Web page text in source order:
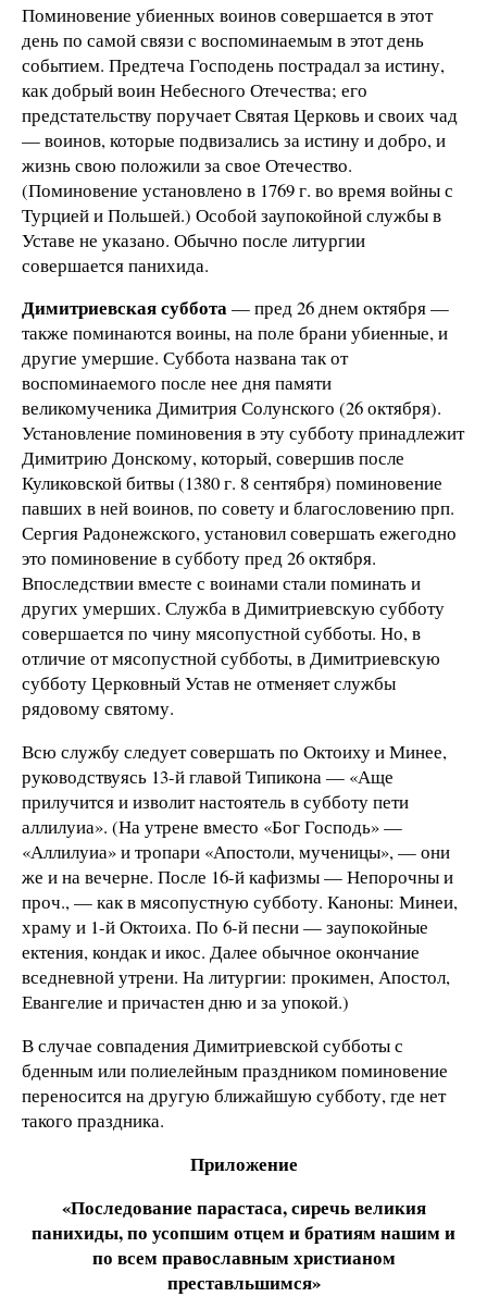
Поминовение убиенных воинов совершается в этот
день по самой связи с воспоминаемым в этот день
событием. Предтеча Господень пострадал за истину,
как добрый воин Небесного Отечества; его
предстательству поручает Святая Церковь и своих чад
— воинов, которые подвизались за истину и добро, и
жизнь свою положили за свое Отечество.
(Поминовение установлено в 1769 г. во время войны с
Турцией и Польшей.) Особой заупокойной службы в
Уставе не указано. Обычно после литургии
совершается панихида.
Димитриевская суббота— пред 26 днем октября —
также поминаются воины, на поле брани убиенные, и
другие умершие. Суббота названа так от
воспоминаемого после нее дня памяти
великомученика Димитрия Солунского (26 октября).
Установление поминовения в эту субботу принадлежит
Димитрию Донскому, который, совершив после
Куликовской битвы (1380 г. 8 сентября) поминовение
павших в ней воинов, по совету и благословению прп.
Сергия Радонежского, установил совершать ежегодно
это поминовение в субботу пред 26 октября.
Впоследствии вместе с воинами стали поминать и
других умерших. Служба в Димитриевскую субботу
совершается по чину мясопустной субботы. Но, в
отличие от мясопустной субботы, в Димитриевскую
субботу Церковный Устав не отменяет службы
рядовому святому.
Всю службу следует совершать по Октоиху и Минее,
руководствуясь 13-й главой Типикона — «Аще
прилучится и изволит настоятель в субботу пети
аллилуиа». (На утрене вместо «Бог Господь» —
«Аллилуиа» и тропари «Апостоли, мученицы», — они
же и на вечерне. После 16-й кафизмы — Непорочны и
проч., — как в мясопустную субботу. Каноны: Минеи,
храму и 1-й Октоиха. По 6-й песни — заупокойные
ектения, кондак и икос. Далее обычное окончание
вседневной утрени. На литургии: прокимен, Апостол,
Евангелие и причастен дню и за упокой.)
В случае совпадения Димитриевской субботы с
бденным или полиелейным праздником поминовение
переносится на другую ближайшую субботу, где нет
такого праздника.
Приложение
«Последование парастаса, сиречь великия
панихиды, по усопшим отцем и братиям нашим и
по всем православным христианом
преставльшимся»